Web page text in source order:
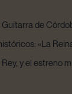
Guitarra de
«La
y el estreno